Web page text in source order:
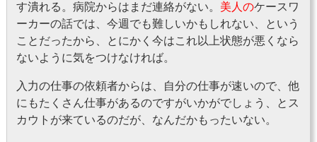
す潰れる。病院からはまだ連絡がない。 美人のケースワ
ーカーの話では、今週でも難しいかもしれない、という
ことだったから、とにかく今はこれ以上状態が悪くなら
ないように気をつけなければ。
入力の仕事の依頼者からは、自分の仕事が速いので、他
にもたくさん仕事があるのですがいかがでしょう、とス
カウトが来ているのだが、なんだかもったいない。